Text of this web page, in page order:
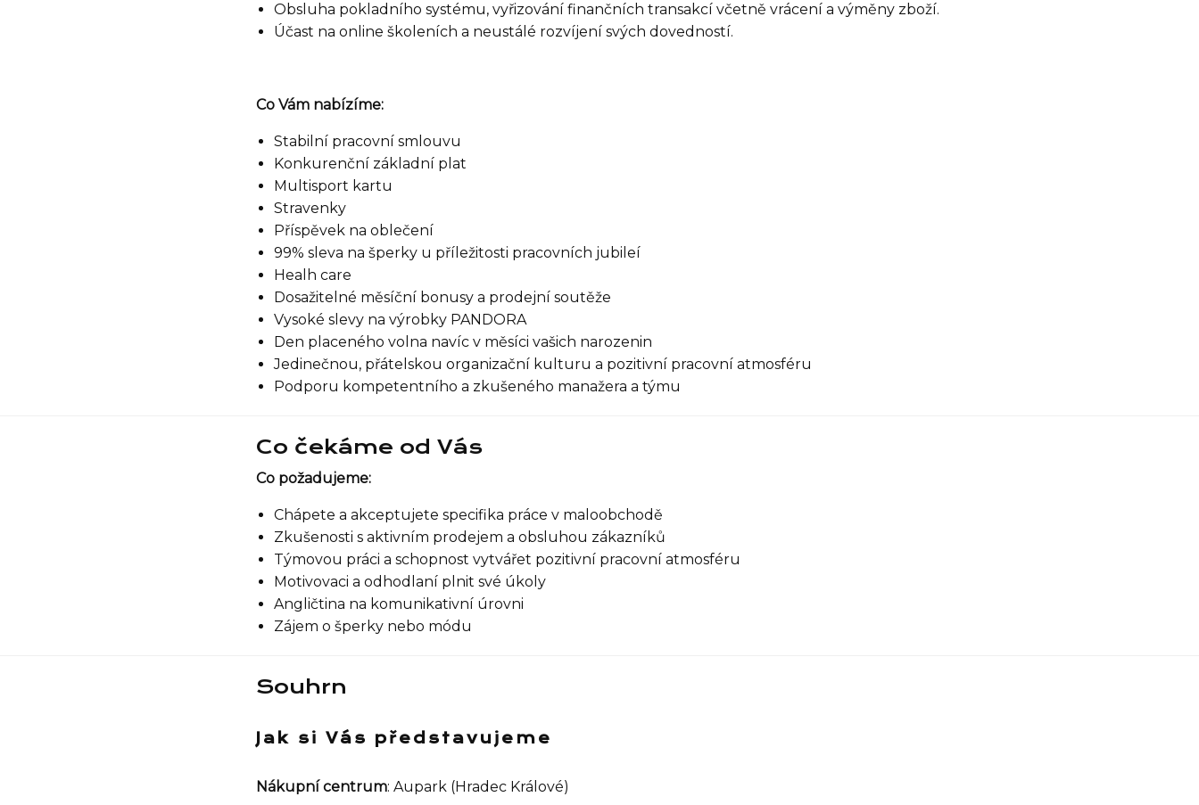
Obsluha pokladního systému, vyřizování finančních transakcí včetně vrácení a výměny zboží.
Účast na online školeních a neustálé rozvíjení svých dovedností.
Co Vám nabízíme:
Stabilní pracovní smlouvu
Konkurenční základní plat
Multisport kartu
Stravenky
Příspěvek na oblečení
99% sleva na šperky u příležitosti pracovních jubileí
Healh care
Dosažitelné měsíční bonusy a prodejní soutěže
Vysoké slevy na výrobky PANDORA
Den placeného volna navíc v měsíci vašich narozenin
Jedinečnou, přátelskou organizační kulturu a pozitivní pracovní atmosféru
Podporu kompetentního a zkušeného manažera a týmu
Co čekáme od Vás
Co požadujeme:
Chápete a akceptujete specifika práce v maloobchodě
Zkušenosti s aktivním prodejem a obsluhou zákazníků
Týmovou práci a schopnost vytvářet pozitivní pracovní atmosféru
Motivovaci a odhodlaní plnit své úkoly
Angličtina na komunikativní úrovni
Zájem o šperky nebo módu
Souhrn
Jak si Vás představujeme
Nákupní centrum: Aupark (Hradec Králové)